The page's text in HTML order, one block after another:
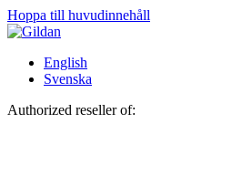
Hoppa till huvudinnehåll
English
Svenska
Authorized reseller of: